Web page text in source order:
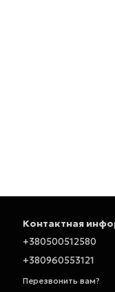
Контактная
+380500512580
+380960553121
Перезвонить вам?